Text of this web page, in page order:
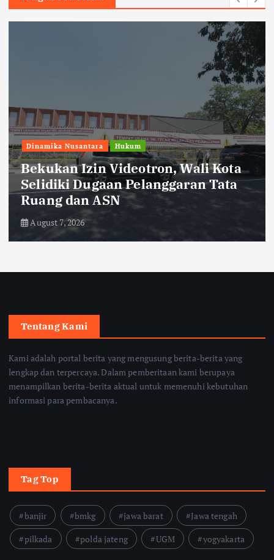
Dinamika Nusantara Hukum
Bekukan Izin Videotron, Wali Kota
Selidiki Dugaan Pelanggaran Tata
Ruang dan ASN
August 7, 2026
Tentang Kami
Kami adalah portal berita yang mengusung berita-berita yang
lengkap dan terpercaya. Dalam pemberitaan kami berupaya
menampilkan berita-berita aktual untuk memenuhi kebutuhan
informasi para pembacanya.
Tag Top
banjir bmkg jawa barat
Jawa tengah
pilkada
polda jateng UGM yogyakarta